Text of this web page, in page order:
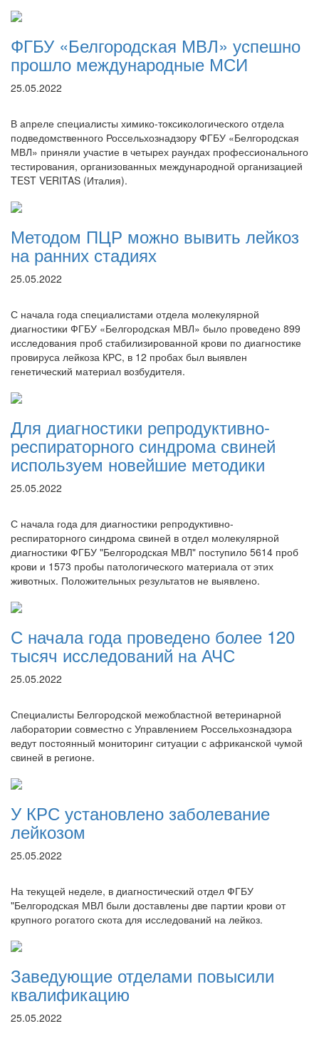
ФГБУ «Белгородская МВЛ» успешно
прошло международные МСИ
25.05.2022
В апреле специалисты химико-токсикологического отдела
подведомственного Россельхознадзору ФГБУ «Белгородская
МВЛ» приняли участие в четырех раундах профессионального
тестирования, организованных международной организацией
TEST VERITAS (Италия).
Методом ПЦР можно вывить лейкоз
на ранних стадиях
25.05.2022
С начала года специалистами отдела молекулярной
диагностики ФГБУ «Белгородская МВЛ» было проведено 899
исследования проб стабилизированной крови по диагностике
провируса лейкоза КРС, в 12 пробах был выявлен
генетический материал возбудителя.
Для диагностики репродуктивно-
респираторного синдрома свиней
используем новейшие методики
25.05.2022
С начала года для диагностики репродуктивно-
респираторного синдрома свиней в отдел молекулярной
диагностики ФГБУ "Белгородская МВЛ" поступило 5614 проб
крови и 1573 пробы патологического материала от этих
животных. Положительных результатов не выявлено.
С начала года проведено более 120
тысяч исследований на АЧС
25.05.2022
Специалисты Белгородской межобластной ветеринарной
лаборатории совместно с Управлением Россельхознадзора
ведут постоянный мониторинг ситуации с африканской чумой
свиней в регионе.
У КРС установлено заболевание
лейкозом
25.05.2022
На текущей неделе, в диагностический отдел ФГБУ
"Белгородская МВЛ были доставлены две партии крови от
крупного рогатого скота для исследований на лейкоз.
Заведующие отделами повысили
квалификацию
25.05.2022